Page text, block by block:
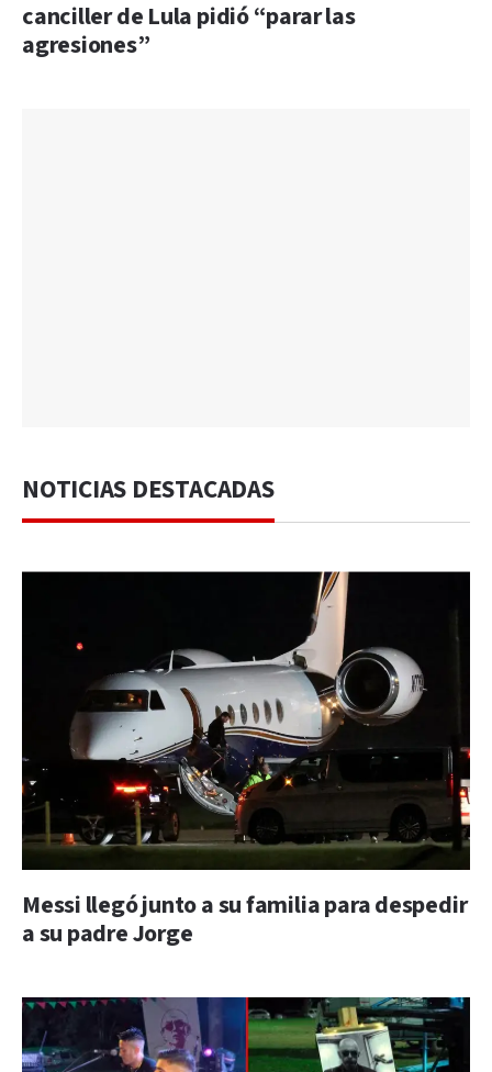
canciller de Lula pidió “parar las
agresiones”
NOTICIAS DESTACADAS
Messi llegó junto a su familia para despedir
a su padre Jorge